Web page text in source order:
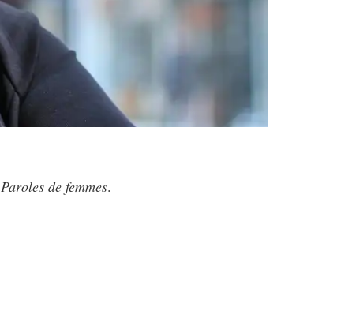
Paroles de femmes.